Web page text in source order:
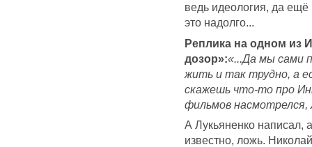
ведь идеология, да
это надолго...
Реплика на одном из
дозор»:«...Да мы сами
жить и так трудно, а
скажешь что-то про
фильмов насмотрелся,
А Лукьяненко написал,
известно, ложь.